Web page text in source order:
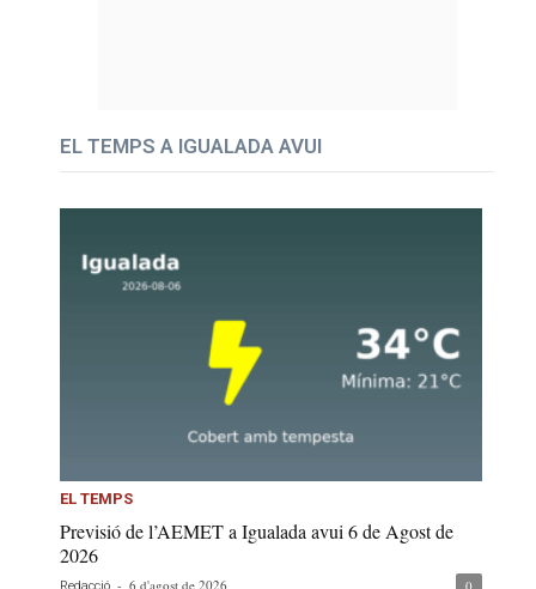
EL TEMPS A IGUALADA AVUI
EL TEMPS
Previsió de l’AEMET a Igualada avui 6 de Agost de
2026
- 6 d'agost de 2026